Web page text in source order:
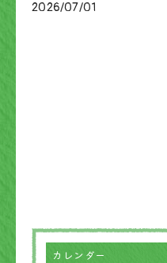
2026/07/01
カレンダー